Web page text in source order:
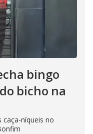
bingo
bicho na
caça-níqueis no